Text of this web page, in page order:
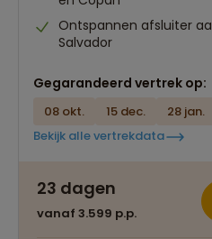
Ontspannen afsluiter
Salvador
Gegarandeerd vertrek op:
08 okt. 15 dec. 28 jan.
Bekijk alle vertrekdata
23 dagen
vanaf 3.599 p.p.